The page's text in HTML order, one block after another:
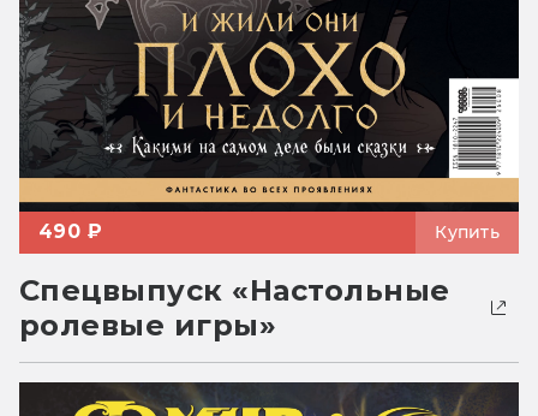
490 ₽ Купить
Спецвыпуск «Настольные
ролевые игры»